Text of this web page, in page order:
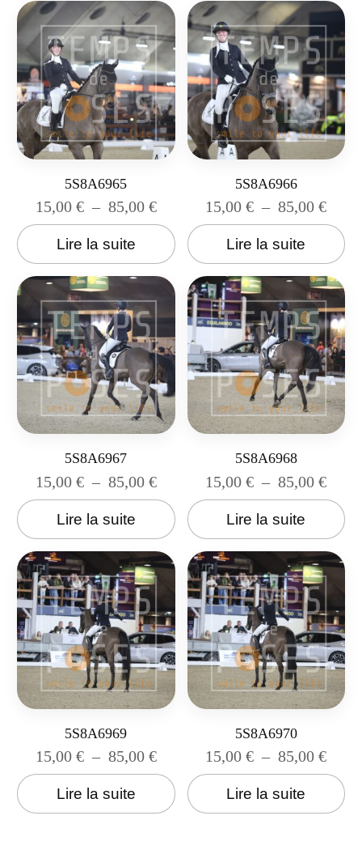
5S8A6965
15,00 € – 85,00 €
Lire la suite
5S8A6966
15,00€ – 85,00€
Lire la suite
5S8A6967
15,00 € – 85,00 €
Lire la suite
5S8A6968
15,00€ – 85,00€
Lire la suite
5S8A6969
15,00 € – 85,00 €
Lire la suite
5S8A6970
15,00€ – 85,00€
Lire la suite